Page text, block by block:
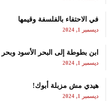
في الاحتفاء بالفلسفة وقيمها
ديسمبر 1, 2024
ابن بطوطة إلى البحر الأسود
ديسمبر 1, 2024
هيدي مش مزبلة أبوك!
ديسمبر 1, 2024